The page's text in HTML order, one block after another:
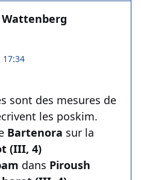
17:34
sont des mesures de
les poskim.
Bartenora sur la
(III, 4)
dans Piroush